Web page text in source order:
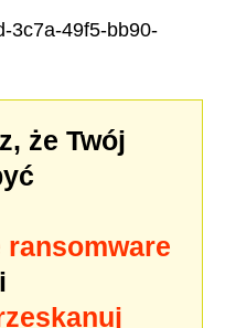
3c7a-49f5-bb90-
że Twój
ransomware